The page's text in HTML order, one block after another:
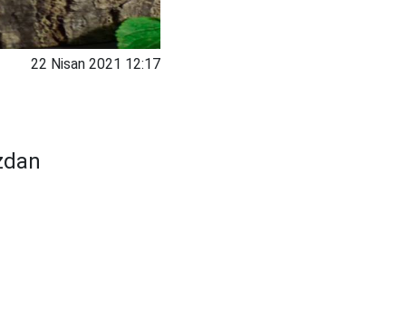
22 Nisan 2021 12:17